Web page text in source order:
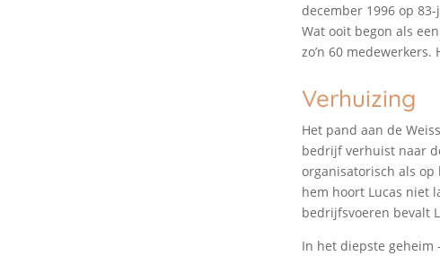
december 1996 op
Wat ooit begon als
zo’n 60
Verhuizing
Het pand aan de
bedrijf verhuist naar
organisatorisch als op
hem hoort Lucas niet
bedrijfsvoeren bevalt
In het diepste geheim